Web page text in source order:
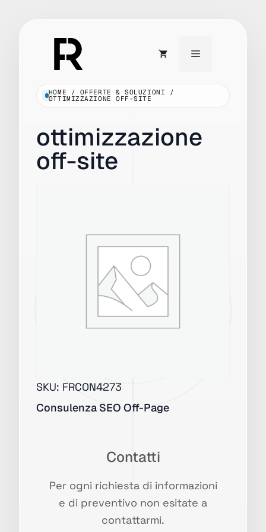
Menu
HOME / OFFERTE & SOLUZIONI /
OTTIMIZZAZIONE OFF-SITE
ottimizzazione
off-site
SKU: FRCON4273
Consulenza SEO Off-Page
Contatti
Per ogni richiesta di informazioni
e di preventivo non esitate a
contattarmi.